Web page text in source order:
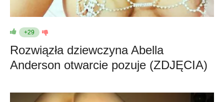
+29
Rozwiązła dziewczyna Abella
Anderson otwarcie pozuje (ZDJĘCIA)